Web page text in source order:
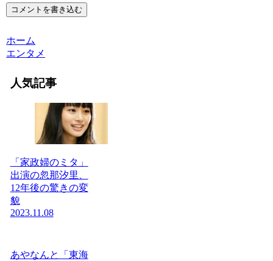
コメントを書き込む
ホーム
エンタメ
人気記事
「家政婦のミタ」
出演の忽那汐里、
12年後の驚きの変
貌
2023.11.08
あやなんと「東海